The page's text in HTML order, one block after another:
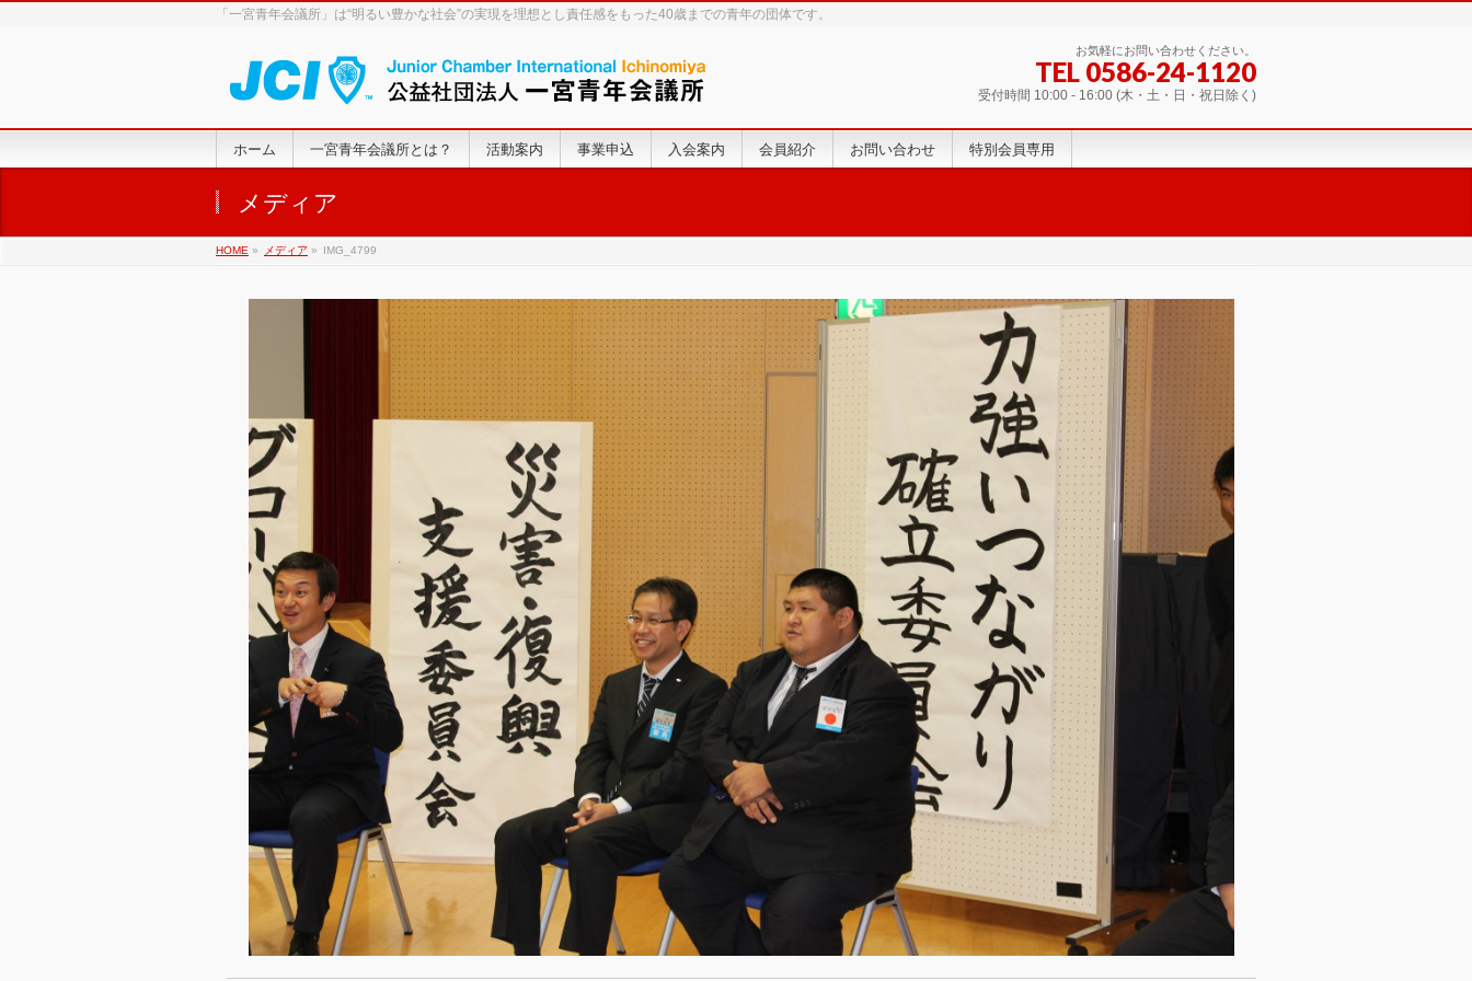
「一宮青年会議所」は“明るい豊かな社会”の実現を理想とし責任感をもった40歳までの青年の団体です。
お気軽にお問い合わせください。
TEL 0586-24-1120
受付時間 10:00 - 16:00 (木・土・日・祝日除く)
ホーム 一宮青年会議所とは？ 活動案内 事業申込 入会案内 会員紹介 お問い合わせ 特別会員専用
メディア
HOME » メディア » IMG_4799